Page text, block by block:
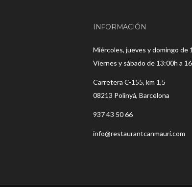
INFORMACIÓN
Miércoles, jueves y domingo de
Viernes y sábado de 13:00h a
Carretera C-155, km 1,5
08213 Polinyá, Barcelona
937 43 50 66
info@restaurantcanmauri.com